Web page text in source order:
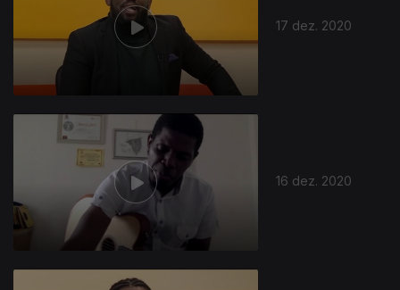
17 dez. 2020
16 dez. 2020